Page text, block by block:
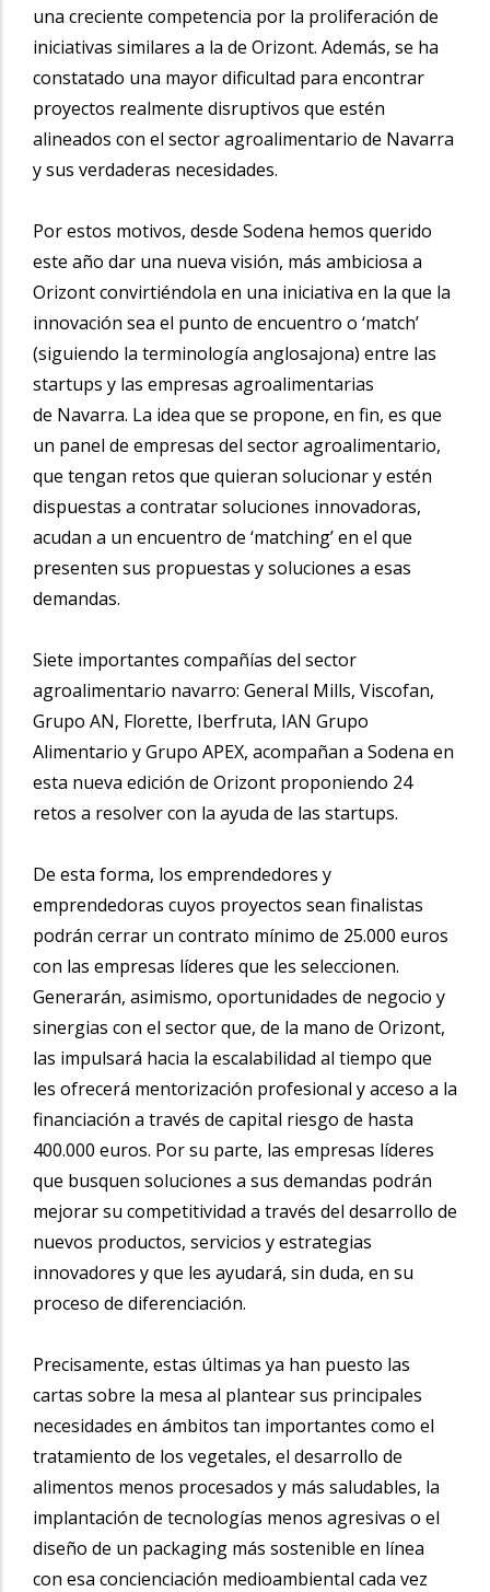
una creciente competencia por la proliferación de
iniciativas similares a la de Orizont. Además, se ha
constatado una mayor dificultad para encontrar
proyectos realmente disruptivos que estén
alineados con el sector agroalimentario de Navarra
y sus verdaderas necesidades.
Por estos motivos, desde Sodena hemos querido
este año dar una nueva visión, más ambiciosa a
Orizont convirtiéndola en una iniciativa en la que la
innovación sea el punto de encuentro o ‘match’
(siguiendo la terminología anglosajona) entre las
startups y las empresas agroalimentarias
de Navarra. La idea que se propone, en fin, es que
un panel de empresas del sector agroalimentario,
que tengan retos que quieran solucionar y estén
dispuestas a contratar soluciones innovadoras,
acudan a un encuentro de ‘matching’ en el que
presenten sus propuestas y soluciones a esas
demandas.
Siete importantes compañías del sector
agroalimentario navarro: General Mills, Viscofan,
Grupo AN, Florette, Iberfruta, IAN Grupo
Alimentario y Grupo APEX, acompañan a Sodena en
esta nueva edición de Orizont proponiendo 24
retos a resolver con la ayuda de las startups.
De esta forma, los emprendedores y
emprendedoras cuyos proyectos sean finalistas
podrán cerrar un contrato mínimo de 25.000 euros
con las empresas líderes que les seleccionen.
Generarán, asimismo, oportunidades de negocio y
sinergias con el sector que, de la mano de Orizont,
las impulsará hacia la escalabilidad al tiempo que
les ofrecerá mentorización profesional y acceso a la
financiación a través de capital riesgo de hasta
400.000 euros. Por su parte, las empresas líderes
que busquen soluciones a sus demandas podrán
mejorar su competitividad a través del desarrollo de
nuevos productos, servicios y estrategias
innovadores y que les ayudará, sin duda, en su
proceso de diferenciación.
Precisamente, estas últimas ya han puesto las
cartas sobre la mesa al plantear sus principales
necesidades en ámbitos tan importantes como el
tratamiento de los vegetales, el desarrollo de
alimentos menos procesados y más saludables, la
implantación de tecnologías menos agresivas o el
diseño de un packaging más sostenible en línea
con esa concienciación medioambiental cada vez